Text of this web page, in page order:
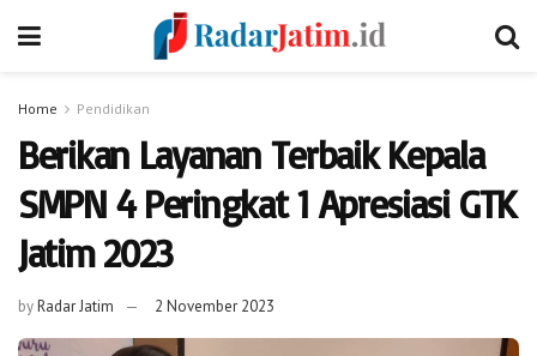
Home Pendidikan
Berikan Layanan Terbaik Kepala
SMPN 4 Peringkat 1 Apresiasi GTK
Jatim 2023
byRadar Jatim 2 November 2023